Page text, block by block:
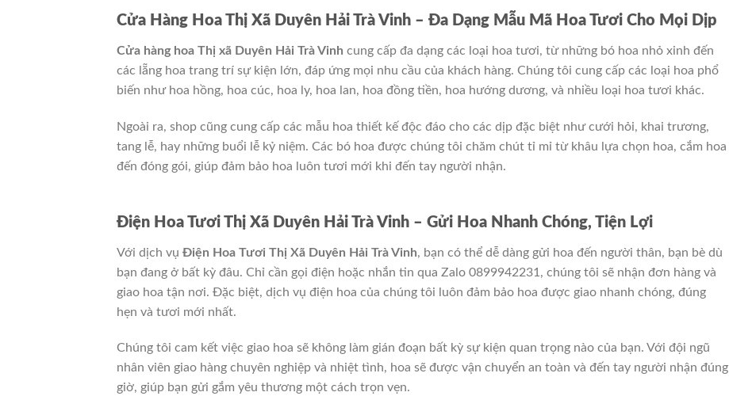
Cửa Hàng Hoa Thị Xã Duyên Hải Trà Vinh – Đa Dạng Mẫu Mã Hoa Tươi Cho Mọi Dịp
Cửa hàng hoa Thị xã Duyên Hải Trà Vinh cung cấp đa dạng các loại hoa tươi, từ những bó hoa nhỏ xinh đến
các lẵng hoa trang trí sự kiện lớn, đáp ứng mọi nhu cầu của khách hàng. Chúng tôi cung cấp các loại hoa phổ
biến như hoa hồng, hoa cúc, hoa ly, hoa lan, hoa đồng tiền, hoa hướng dương, và nhiều loại hoa tươi khác.
Ngoài ra, shop cũng cung cấp các mẫu hoa thiết kế độc đáo cho các dịp đặc biệt như cưới hỏi, khai trương,
tang lễ, hay những buổi lễ kỷ niệm. Các bó hoa được chúng tôi chăm chút tỉ mỉ từ khâu lựa chọn hoa, cắm hoa
đến đóng gói, giúp đảm bảo hoa luôn tươi mới khi đến tay người nhận.
Điện Hoa Tươi Thị Xã Duyên Hải Trà Vinh – Gửi Hoa Nhanh Chóng, Tiện Lợi
Với dịch vụ Điện Hoa Tươi Thị Xã Duyên Hải Trà Vinh, bạn có thể dễ dàng gửi hoa đến người thân, bạn bè dù
bạn đang ở bất kỳ đâu. Chỉ cần gọi điện hoặc nhắn tin qua Zalo 0899942231, chúng tôi sẽ nhận đơn hàng và
giao hoa tận nơi. Đặc biệt, dịch vụ điện hoa của chúng tôi luôn đảm bảo hoa được giao nhanh chóng, đúng
hẹn và tươi mới nhất.
Chúng tôi cam kết việc giao hoa sẽ không làm gián đoạn bất kỳ sự kiện quan trọng nào của bạn. Với đội ngũ
nhân viên giao hàng chuyên nghiệp và nhiệt tình, hoa sẽ được vận chuyển an toàn và đến tay người nhận đúng
giờ, giúp bạn gửi gắm yêu thương một cách trọn vẹn.